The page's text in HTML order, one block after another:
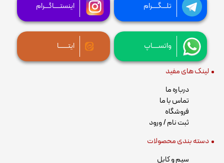
تلـــگــــرام اینستــــاگـــرام
واتســــاپ ایتــــــا
لینک های مفید
درباره ما
تماس با ما
فروشگاه
ثبت نام / ورود
دسته بندی محصولات
سیم و کابل